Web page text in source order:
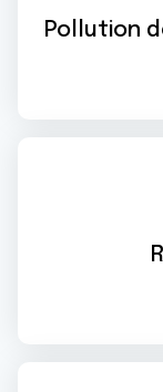
Pollution